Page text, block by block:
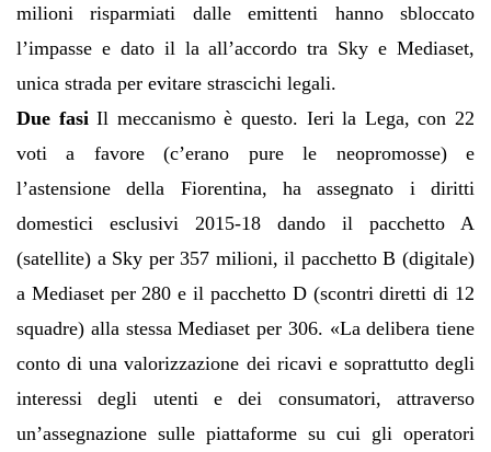
milioni risparmiati dalle emittenti hanno sbloccato
l’impasse e dato il la all’accordo tra Sky e Mediaset,
unica strada per evitare strascichi legali.
Due fasi Il meccanismo è questo. Ieri la Lega, con 22
voti a favore (c’erano pure le neopromosse) e
l’astensione della Fiorentina, ha assegnato i diritti
domestici esclusivi 2015-18 dando il pacchetto A
(satellite) a Sky per 357 milioni, il pacchetto B (digitale)
a Mediaset per 280 e il pacchetto D (scontri diretti di 12
squadre) alla stessa Mediaset per 306. «La delibera tiene
conto di una valorizzazione dei ricavi e soprattutto degli
interessi degli utenti e dei consumatori, attraverso
un’assegnazione sulle piattaforme su cui gli operatori